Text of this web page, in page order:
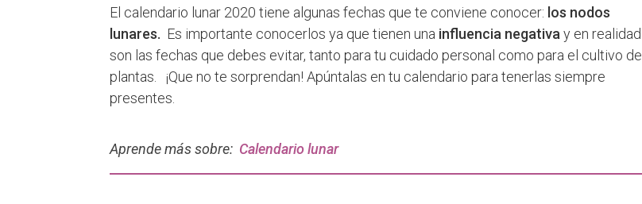
El calendario lunar 2020 tiene algunas fechas que te conviene conocer: los nodos
lunares. Es importante conocerlos ya que tienen una influencia negativa y en realidad
son las fechas que debes evitar, tanto para tu cuidado personal como para el cultivo de
plantas. ¡Que no te sorprendan! Apúntalas en tu calendario para tenerlas siempre
presentes.
Aprende más sobre: Calendario lunar